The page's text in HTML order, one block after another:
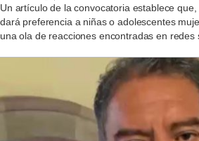
Un artículo de la convocatoria establece
dará preferencia a niñas o adolescentes
una ola de reacciones encontradas en redes